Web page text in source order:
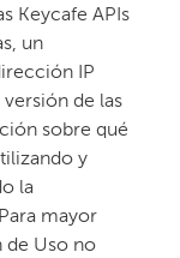
Keycafe APIs
un
IP
de las
sobre qué
y
la
mayor
de Uso no